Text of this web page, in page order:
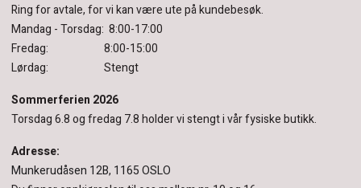
Ring for avtale, for vi kan være ute på kundebesøk.
Mandag - Torsdag: 8:00-17:00
Fredag: 8:00-15:00
Lørdag: Stengt
Sommerferien 2026
Torsdag 6.8 og fredag 7.8 holder vi stengt i vår fysiske butikk.
Adresse:
Munkerudåsen 12B, 1165 OSLO